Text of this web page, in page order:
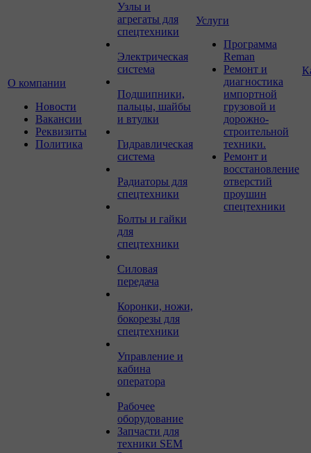
О компании
Новости
Вакансии
Реквизиты
Политика
Узлы и
агрегаты для
спецтехники
Электрическая
система
Подшипники,
пальцы, шайбы
и втулки
Гидравлическая
система
Радиаторы для
спецтехники
Болты и гайки
для
спецтехники
Силовая
передача
Коронки, ножи,
бокорезы для
спецтехники
Управление и
кабина
оператора
Рабочее
оборудование
Запчасти для
техники SEM
Услуги
Программа
Reman
Ремонт и
диагностика
импортной
грузовой и
дорожно-
строительной
техники.
Ремонт и
восстановление
отверстий
проушин
спецтехники